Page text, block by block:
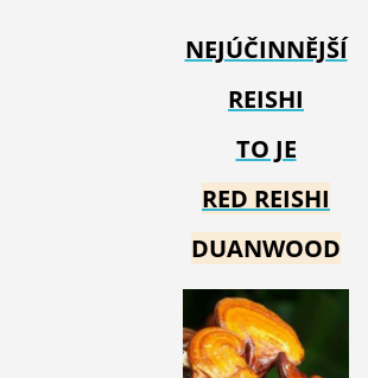
NEJÚČINNĚJŠÍ
REISHI
TO JE
RED REISHI
DUANWOOD